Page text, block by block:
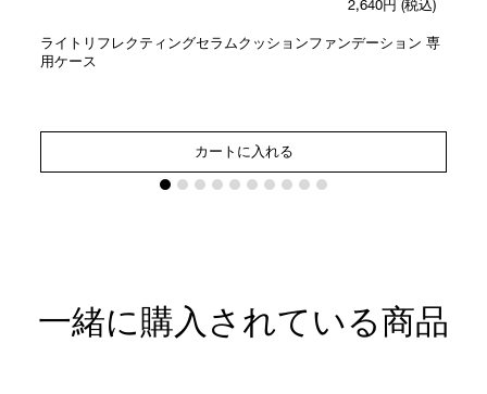
2,640円 (税込)
ライトリフレクティングセラムクッションファンデーション 専
用ケース
カートに入れる
一緒に購入されている商品